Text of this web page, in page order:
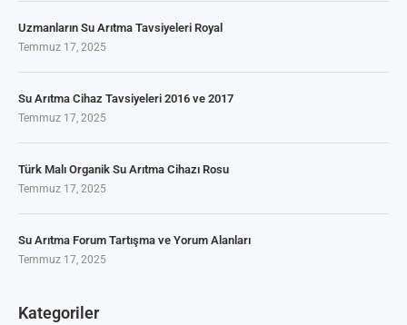
Uzmanların Su Arıtma Tavsiyeleri Royal
Temmuz 17, 2025
Su Arıtma Cihaz Tavsiyeleri 2016 ve 2017
Temmuz 17, 2025
Türk Malı Organik Su Arıtma Cihazı Rosu
Temmuz 17, 2025
Su Arıtma Forum Tartışma ve Yorum Alanları
Temmuz 17, 2025
Kategoriler